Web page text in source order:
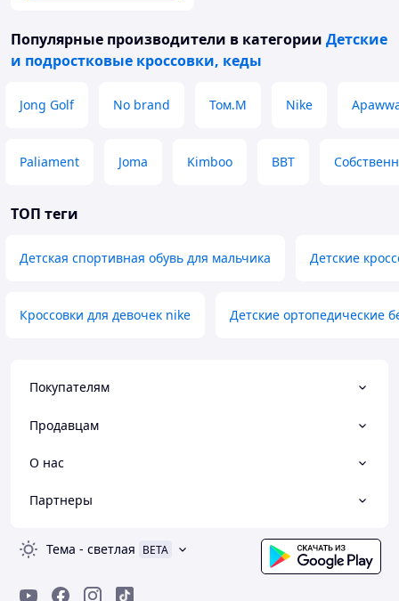
Популярные производители в категории Детские
и подростковые кроссовки, кеды
Jong Golf No brand Том.М Nike
Paliament Joma Kimboo BBT
ТОП теги
Детская спортивная обувь для мальчика Детские
Кроссовки для девочек nike Детские ортопедические
Покупателям
Продавцам
О нас
Партнеры
Тема - светлая BETA